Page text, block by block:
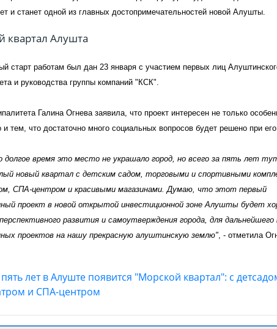
и станет одной из главных достопримечательностей новой Алушты.
старт работам был дан 23 января с участием первых лиц
и руководства группы компаний "КСК".
Галина Огнева заявила, что проект интересен не только
и тем, что достаточно много социальных вопросов будет решено при
долгое время это место не украшало город, но всего за пять лет
новый квартал с детским садом, торговыми и спортивными
СПА-центром и красивыми магазинами. Думаю, что этот первый
проект в новой открытой инвестиционной зоне Алушты будет
развития и самоутверждения города, для дальнейшего
проектов на нашу прекрасную алуштинскую землю", - отметила